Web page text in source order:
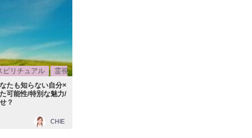
ピリチュアル
霊視
たも知らない自分×
可能性/特別な魅力/
？
CHIE